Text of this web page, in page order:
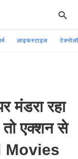
लाइफस्टाइल
मंडरा रहा
एक्शन से
Movies